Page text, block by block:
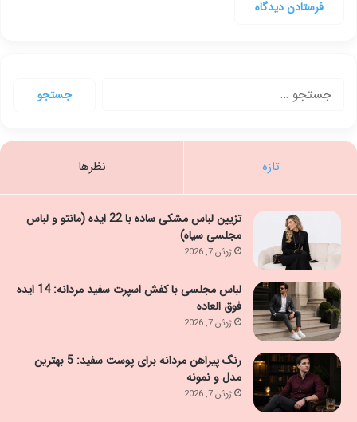
تازه نظرها
تزیین لباس مشکی ساده با 22 ایده (مانتو و لباس
مجلسی سیاه)
ژوئن 7, 2026
لباس مجلسی با کفش اسپرت سفید مردانه: 14 ایده
فوق العاده
ژوئن 7, 2026
رنگ پیراهن مردانه برای پوست سفید: 5 بهترین
مدل و نمونه
ژوئن 7, 2026